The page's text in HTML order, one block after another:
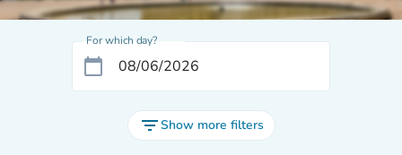
For which day?
calendar_today
filter_listShow more filters